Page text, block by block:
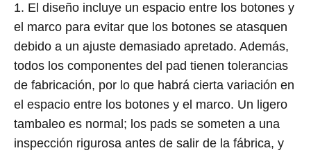
1. El diseño incluye un espacio entre los botones y
el marco para evitar que los botones se atasquen
debido a un ajuste demasiado apretado. Además,
todos los componentes del pad tienen tolerancias
de fabricación, por lo que habrá cierta variación en
el espacio entre los botones y el marco. Un ligero
tambaleo es normal; los pads se someten a una
inspección rigurosa antes de salir de la fábrica, y